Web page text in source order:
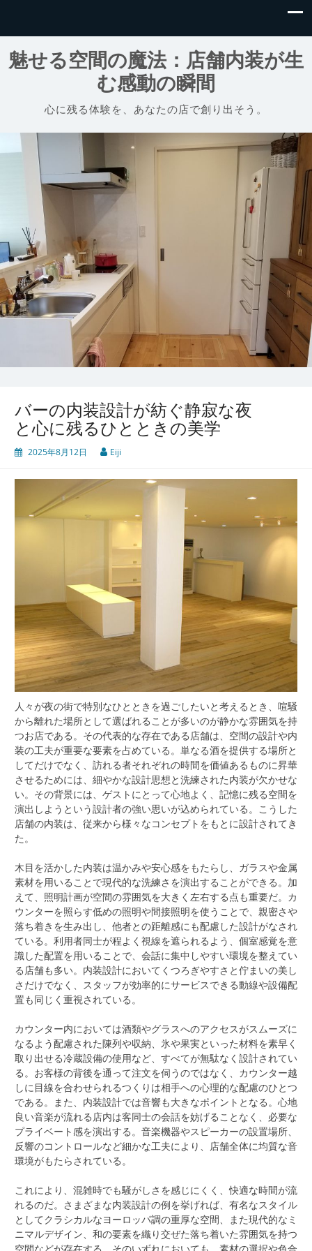
魅せる空間の魔法：店舗内装が生
む感動の瞬間
心に残る体験を、あなたの店で創り出そう。
バーの内装設計が紡ぐ静寂な夜
と心に残るひとときの美学
2025年8月12日 Eiji
人々が夜の街で特別なひとときを過ごしたいと考えるとき、喧騒
から離れた場所として選ばれることが多いのが静かな雰囲気を持
つお店である。 その代表的な存在である店舗は、空間の設計や内
装の工夫が重要な要素を占めている。単なる酒を提供する場所と
してだけでなく、訪れる者それぞれの時間を価値あるものに昇華
させるためには、細やかな設計思想と洗練された内装が欠かせな
い。その背景には、ゲストにとって心地よく、記憶に残る空間を
演出しようという設計者の強い思いが込められている。こうした
店舗の内装は、従来から様々なコンセプトをもとに設計されてき
た。
木目を活かした内装は温かみや安心感をもたらし、ガラスや金属
素材を用いることで現代的な洗練さを演出することができる。加
えて、照明計画が空間の雰囲気を大きく左右する点も重要だ。カ
ウンターを照らす低めの照明や間接照明を使うことで、親密さや
落ち着きを生み出し、他者との距離感にも配慮した設計がなされ
ている。利用者同士が程よく視線を遮られるよう、個室感覚を意
識した配置を用いることで、会話に集中しやすい環境を整えてい
る店舗も多い。内装設計においてくつろぎやすさと佇まいの美し
さだけでなく、スタッフが効率的にサービスできる動線や設備配
置も同じく重視されている。
カウンター内においては酒類やグラスへのアクセスがスムーズに
なるよう配慮された陳列や収納、氷や果実といった材料を素早く
取り出せる冷蔵設備の使用など、すべてが無駄なく設計されてい
る。お客様の背後を通って注文を伺うのではなく、カウンター越
しに目線を合わせられるつくりは相手への心理的な配慮のひとつ
である。また、内装設計では音響も大きなポイントとなる。心地
良い音楽が流れる店内は客同士の会話を妨げることなく、必要な
プライベート感を演出する。音楽機器やスピーカーの設置場所、
反響のコントロールなど細かな工夫により、店舗全体に均質な音
環境がもたらされている。
これにより、混雑時でも騒がしさを感じにくく、快適な時間が流
れるのだ。さまざまな内装設計の例を挙げれば、有名なスタイル
としてクラシカルなヨーロッパ調の重厚な空間、また現代的なミ
ニマルデザイン、和の要素を織り交ぜた落ち着いた雰囲気を持つ